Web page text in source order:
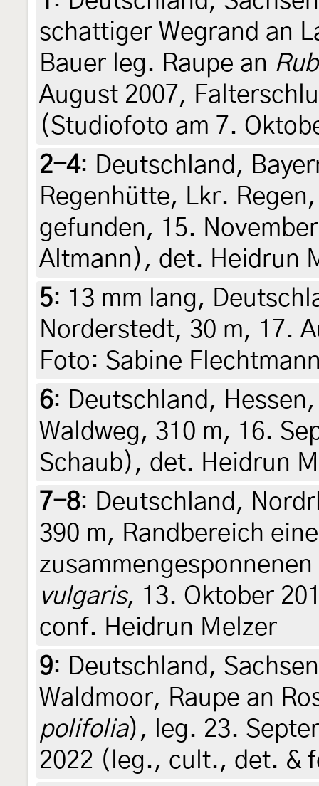
schattiger Wegrand an
Bauer leg. Raupe an
August 2007,
(Studiofoto am 7.
2-4: Deutschland,
Regenhütte, Lkr.
gefunden, 15.
Altmann), det. Heidrun
5: 13 mm lang,
Norderstedt, 30 m, 17.
Foto: Sabine
6: Deutschland,
Waldweg, 310 m, 16.
Schaub), det. Heidrun
7-8: Deutschland,
390 m, Randbereich
vulgaris, 13. Oktober
conf. Heidrun Melzer
9: Deutschland,
Waldmoor, Raupe an
polifolia), leg. 23.
2022 (leg., cult., det. &